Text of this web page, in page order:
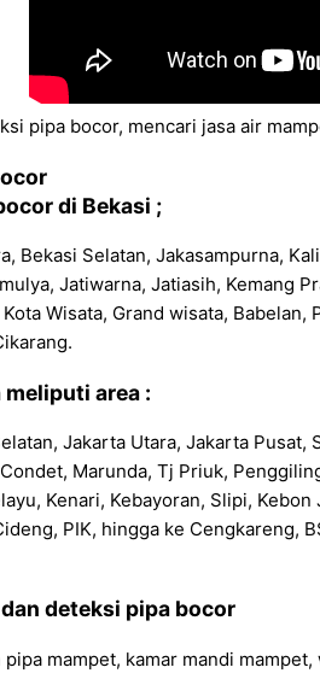
pipa bocor, mencari jasa air
di Bekasi ;
Bekasi Selatan, Jakasampurna,
Jatiwarna, Jatiasih, Kemang
Wisata, Grand wisata,
area :
Jakarta Utara, Jakarta
Marunda, Tj Priuk,
Kenari, Kebayoran, Slipi,
PIK, hingga ke Cengkareng,
deteksi pipa bocor
mampet, kamar mandi